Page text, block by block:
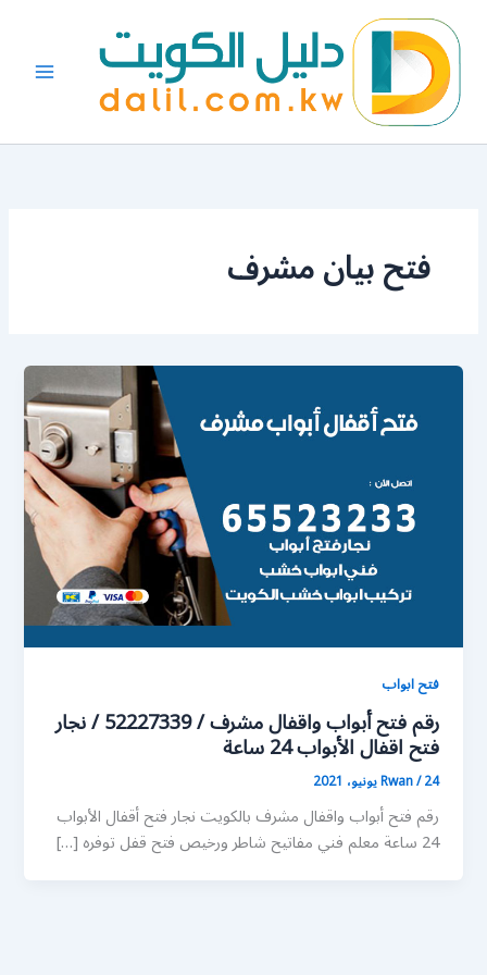
المحتوى
فتح بيان مشرف
فتح ابواب
رقم فتح أبواب واقفال مشرف / 52227339 / نجار
فتح اقفال الأبواب 24 ساعة
Rwan/24 يونيو، 2021
رقم فتح أبواب واقفال مشرف بالكويت نجار فتح أقفال الأبواب
24 ساعة معلم فني مفاتيح شاطر ورخيص فتح قفل توفره […]